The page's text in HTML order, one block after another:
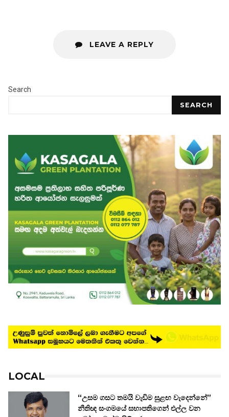
LEAVE A REPLY
Search
SEARCH
LOCAL
“උසම ගසට තමයි වැඩිම සුළඟ වැදෙන්නේ”
නීතිඥ සංගමයේ සභාපතිගෙන් එල්ල වන